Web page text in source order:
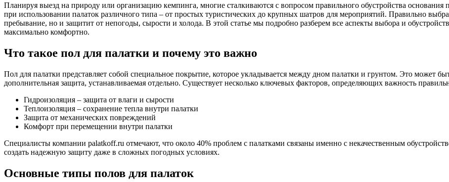
Планируя выезд на природу или организацию кемпинга, многие сталкиваются с вопросом правильного обустройства
при использовании палаток различного типа – от простых туристических до крупных шатров для мероприятий. Правильно
пребывание, но и защитит от непогоды, сырости и холода. В этой статье мы подробно разберем все аспекты выбора и
максимально комфортно.
Что такое пол для палатки и почему это важно
Пол для палатки представляет собой специальное покрытие, которое укладывается между дном палатки и грунтом. Это может
дополнительная защита, устанавливаемая отдельно. Существует несколько ключевых факторов, определяющих важность
Гидроизоляция – защита от влаги и сырости
Теплоизоляция – сохранение тепла внутри палатки
Защита от механических повреждений
Комфорт при перемещении внутри палатки
Специалисты компании palatkoff.ru отмечают, что около 40% проблем с палатками связаны именно с некачественным
создать надежную защиту даже в сложных погодных условиях.
Основные типы полов для палаток